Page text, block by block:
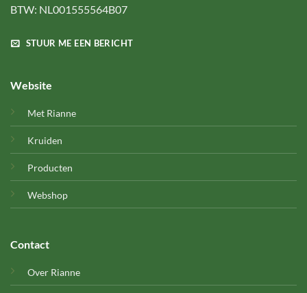
BTW: NL001555564B07
STUUR ME EEN BERICHT
Website
Met Rianne
Kruiden
Producten
Webshop
Contact
Over Rianne